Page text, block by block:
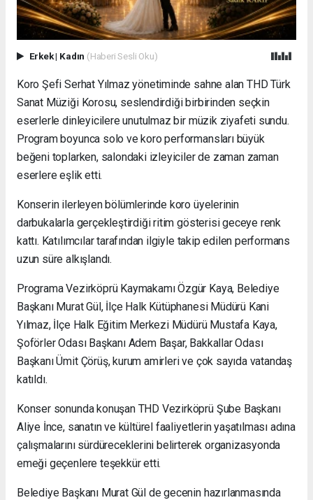
Erkek| Kadın (Haberi Sesli Oku)
Koro Şefi Serhat Yılmaz yönetiminde sahne alan THD Türk
Sanat Müziği Korosu, seslendirdiği birbirinden seçkin
eserlerle dinleyicilere unutulmaz bir müzik ziyafeti sundu.
Program boyunca solo ve koro performansları büyük
beğeni toplarken, salondaki izleyiciler de zaman zaman
eserlere eşlik etti.
Konserin ilerleyen bölümlerinde koro üyelerinin
darbukalarla gerçekleştirdiği ritim gösterisi geceye renk
kattı. Katılımcılar tarafından ilgiyle takip edilen performans
uzun süre alkışlandı.
Programa Vezirköprü Kaymakamı Özgür Kaya, Belediye
Başkanı Murat Gül, İlçe Halk Kütüphanesi Müdürü Kani
Yılmaz, İlçe Halk Eğitim Merkezi Müdürü Mustafa Kaya,
Şoförler Odası Başkanı Adem Başar, Bakkallar Odası
Başkanı Ümit Çörüş, kurum amirleri ve çok sayıda vatandaş
katıldı.
Konser sonunda konuşan THD Vezirköprü Şube Başkanı
Aliye İnce, sanatın ve kültürel faaliyetlerin yaşatılması adına
çalışmalarını sürdüreceklerini belirterek organizasyonda
emeği geçenlere teşekkür etti.
Belediye Başkanı Murat Gül de gecenin hazırlanmasında